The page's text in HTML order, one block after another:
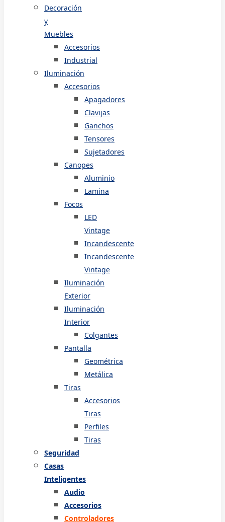
Decoración
y
Muebles
Accesorios
Industrial
Iluminación
Accesorios
Apagadores
Clavijas
Ganchos
Tensores
Sujetadores
Canopes
Aluminio
Lamina
Focos
LED
Vintage
Incandescente
Incandescente
Vintage
Iluminación
Exterior
Iluminación
Interior
Colgantes
Pantalla
Geométrica
Metálica
Tiras
Accesorios
Tiras
Perfiles
Tiras
Seguridad
Casas
Inteligentes
Audio
Accesorios
Controladores